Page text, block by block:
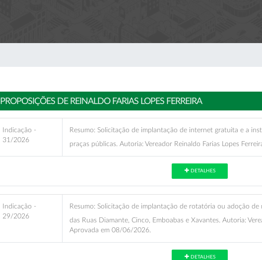
PROPOSIÇÕES DE REINALDO FARIAS LOPES FERREIRA
Indicação -
31/2026
Resumo: Solicitação de implantação de internet gratuita e a
praças públicas. Autoria: Vereador Reinaldo Farias Lopes
DETALHES
Indicação -
29/2026
Resumo: Solicitação de implantação de rotatória ou adoção de
das Ruas Diamante, Cinco, Emboabas e Xavantes. Autoria:
Aprovada em 08/06/2026.
DETALHES